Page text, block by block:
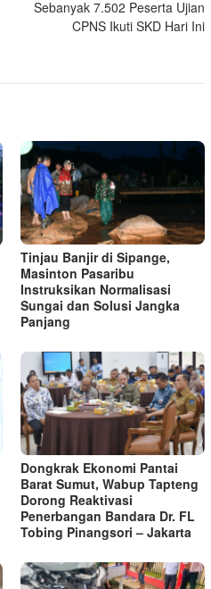
Sebanyak 7.502 Peserta Ujian
CPNS Ikuti SKD Hari Ini
Tinjau Banjir di Sipange,
Masinton Pasaribu
Instruksikan Normalisasi
Sungai dan Solusi Jangka
Panjang
Dongkrak Ekonomi Pantai
Barat Sumut, Wabup Tapteng
Dorong Reaktivasi
Penerbangan Bandara Dr. FL
Tobing Pinangsori – Jakarta